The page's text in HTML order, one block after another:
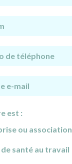
est :
ou association
santé au travail